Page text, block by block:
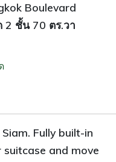
Boulevard
ชั้น 70 ตร.วา
Fully built-in
suitcase and move